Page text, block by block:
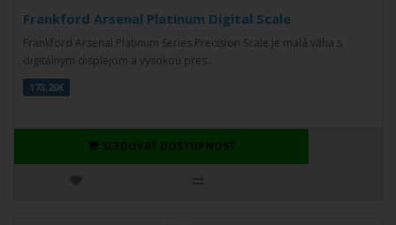
Frankford Arsenal Platinum Digital Scale
Frankford Arsenal Platinum Series Precision Scale je malá váha s
digitálnym displejom a vysokou pres..
173,20€
SLEDOVAŤ DOSTUPNOSŤ